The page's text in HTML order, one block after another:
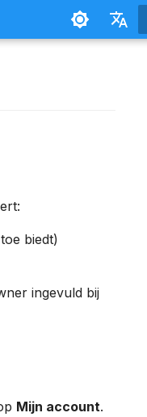
biedt)
ingevuld bij
Mijn account.